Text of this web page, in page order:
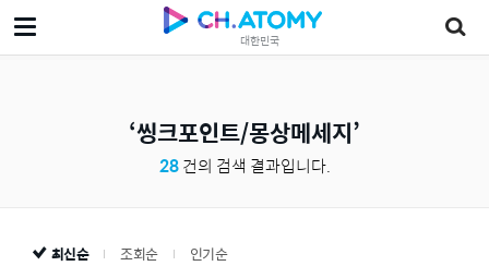
대한민국
씽크포인트/몽상메세지
28건의 검색 결과입니다.
최신순 조회순 인기순